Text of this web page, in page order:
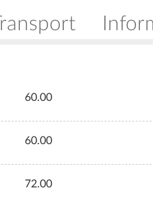
Transport
60.00
60.00
72.00